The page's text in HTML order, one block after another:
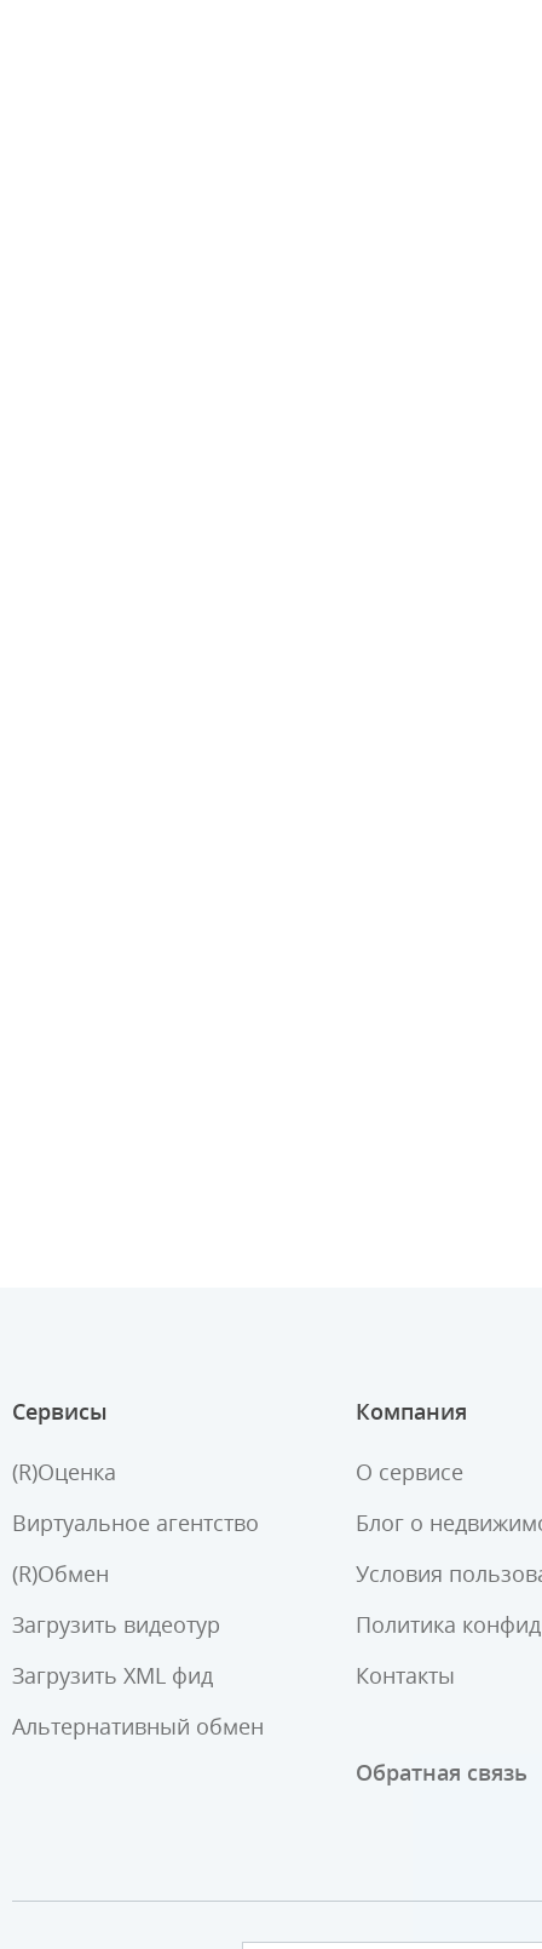
Сервисы
(R)Оценка
Виртуальное агентство
(R)Обмен
Загрузить видеотур
Загрузить XML фид
Альтернативный обмен
Компания
О сервисе
Блог о
Условия
Политика
Контакты
Обратная связь